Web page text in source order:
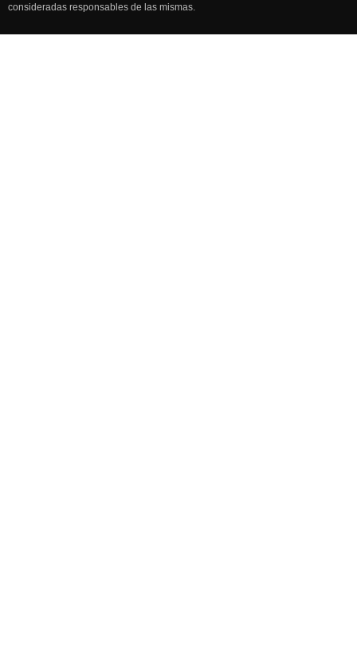
consideradas responsables de las mismas.